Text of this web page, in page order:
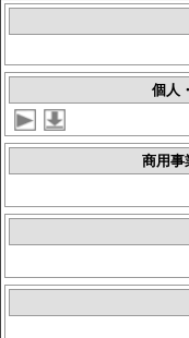
個人
商用事